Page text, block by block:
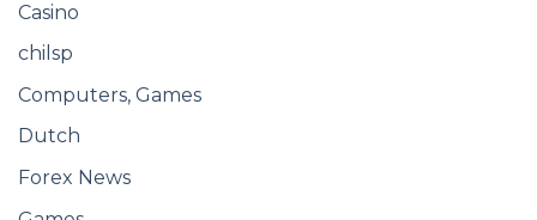
Casino
chilsp
Computers, Games
Dutch
Forex News